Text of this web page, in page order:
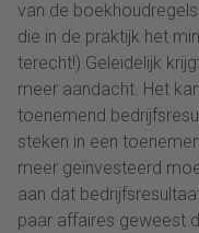
van de
die in de praktijk het
terecht!).Geleidelijk
meer aandacht. Het
toenemend
steken in een
meer geïnvesteerd
aan dat
paar affaires geweest